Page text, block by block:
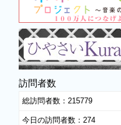
訪問者数
総訪問者数： 215779
今日の訪問者数： 274